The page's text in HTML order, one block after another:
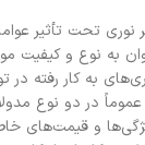
تحت تأثیر
به نوع و کیفیت
به کار رفته در
در دو نوع
و قیمت‌های